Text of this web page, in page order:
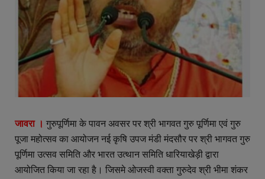
जावरा । गुरुपूर्णिमा के पावन अवसर पर श्री भागवत गुरु पूर्णिमा एवं गुरु
पूजा महोत्सव का आयोजन नई कृषि उपज मंडी मंदसौर पर श्री भागवत गुरु
पूर्णिमा उत्सव समिति और भारत उत्थान समिति धारियाखेड़ी द्वारा
आयोजित किया जा रहा है। जिसमे ओजस्वी वक्ता गुरुदेव श्री भीमा शंकर